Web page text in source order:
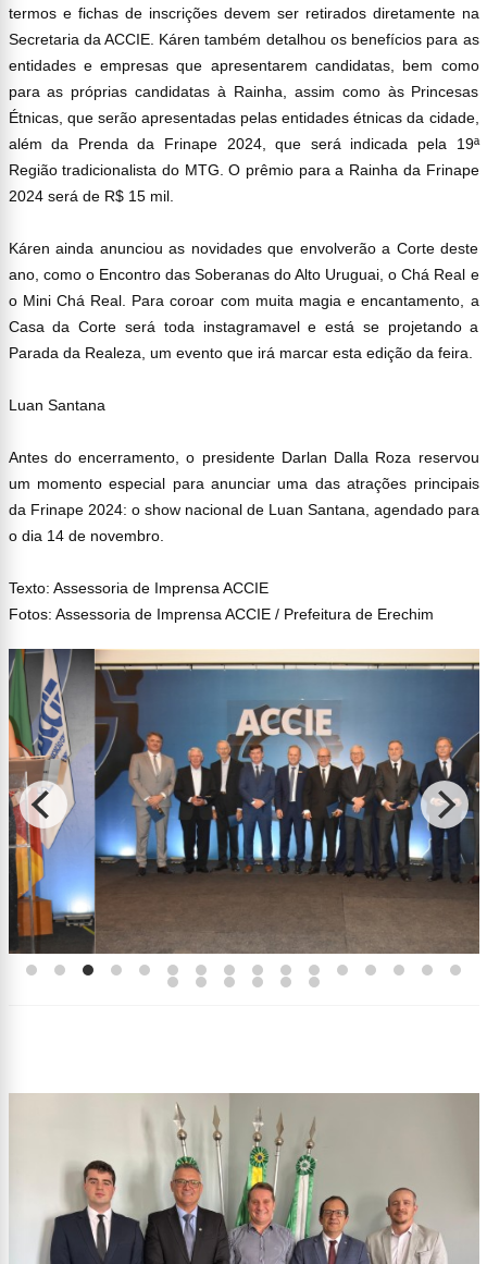
termos e fichas de inscrições devem ser retirados diretamente na
Secretaria da ACCIE. Káren também detalhou os benefícios para as
entidades e empresas que apresentarem candidatas, bem como
para as próprias candidatas à Rainha, assim como às Princesas
Étnicas, que serão apresentadas pelas entidades étnicas da cidade,
além da Prenda da Frinape 2024, que será indicada pela 19ª
Região tradicionalista do MTG. O prêmio para a Rainha da Frinape
2024 será de R$ 15 mil.
Káren ainda anunciou as novidades que envolverão a Corte deste
ano, como o Encontro das Soberanas do Alto Uruguai, o Chá Real e
o Mini Chá Real. Para coroar com muita magia e encantamento, a
Casa da Corte será toda instagramavel e está se projetando a
Parada da Realeza, um evento que irá marcar esta edição da feira.
Luan Santana
Antes do encerramento, o presidente Darlan Dalla Roza reservou
um momento especial para anunciar uma das atrações principais
da Frinape 2024: o show nacional de Luan Santana, agendado para
o dia 14 de novembro.
Texto: Assessoria de Imprensa ACCIE
Fotos: Assessoria de Imprensa ACCIE / Prefeitura de Erechim